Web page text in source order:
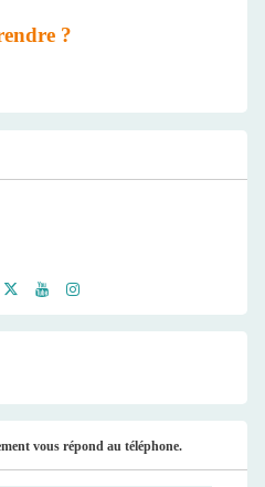
?
vous répond au téléphone.